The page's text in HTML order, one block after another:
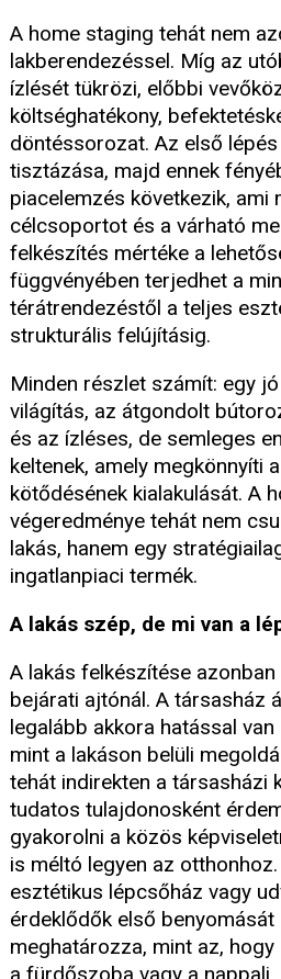
A home staging tehát nem
lakberendezéssel. Míg az
ízlését tükrözi, előbbi
költséghatékony,
döntéssorozat. Az első
tisztázása, majd ennek
piacelemzés következik, ami
célcsoportot és a várható
felkészítés mértéke a
függvényében terjedhet a
térátrendezéstől a teljes
strukturális felújításig.
Minden részlet számít: egy
világítás, az átgondolt
és az ízléses, de semleges
keltenek, amely megkönnyíti
kötődésének kialakulását. A
végeredménye tehát nem
lakás, hanem egy
ingatlanpiaci termék.
A lakás szép, de mi van a
A lakás felkészítése
bejárati ajtónál. A társasház
legalább akkora hatással
mint a lakáson belüli
tehát indirekten a társasházi
tudatos tulajdonosként
gyakorolni a közös
is méltó legyen az
esztétikus lépcsőház vagy
érdeklődők első benyomását
meghatározza, mint az,